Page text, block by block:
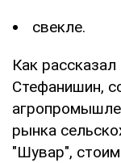
свекле.
Как рассказал
Стефанишин,
рынка
"Шувар",